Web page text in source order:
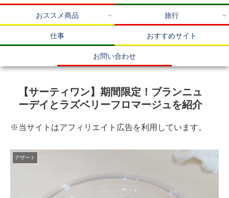
おススメ商品 旅行
仕事 おすすめサイト
お問い合わせ
【サーティワン】期間限定！ブランニュ
ーデイとラズベリーフロマージュを紹介
※当サイトはアフィリエイト広告を利用しています。
デザート